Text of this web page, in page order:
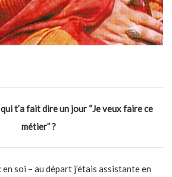
t’a fait dire un jour “Je veux faire ce
métier” ?
en soi – au départ j’étais assistante en